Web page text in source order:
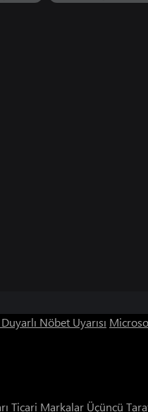
Duyarlı Nöbet Uyarısı
Ticari Markalar Üçüncü